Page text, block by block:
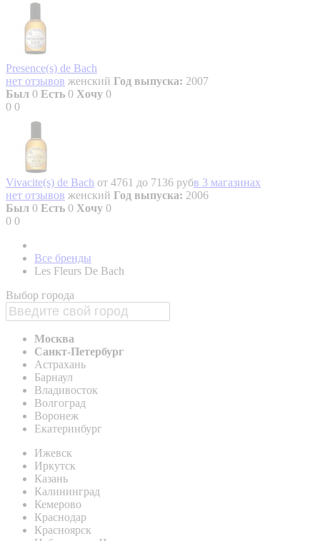
Presence(s) de Bach
нет отзывов женский Год выпуска: 2007
Был 0 Есть 0 Хочу 0
0 0
Vivacite(s) de Bach от 4761 до 7136 рубв 3 магазинах
нет отзывов женский Год выпуска: 2006
Был 0 Есть 0 Хочу 0
0 0
Все бренды
Les Fleurs De Bach
Выбор города
Москва
Санкт-Петербург
Астрахань
Барнаул
Владивосток
Волгоград
Воронеж
Екатеринбург
Ижевск
Иркутск
Казань
Калининград
Кемерово
Краснодар
Красноярск